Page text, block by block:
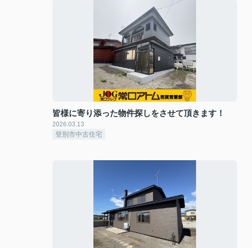
皆様に寄り添った物件探しをさせて頂きます！
2026.03.13
登別市中古住宅